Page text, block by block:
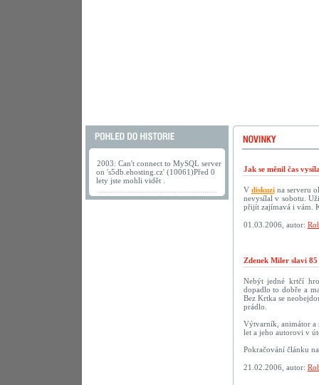
2003: Can't connect to MySQL server
on 's5db.ehosting.cz' (10061)Před 0
lety jste mohli vidět .
Jak se měnil čas
V diskuzina serveru
nevysílal v sobotu.
přijít zajímavá i vám.
01.03.2006, autor:
Zdenek Miler slavi
Nebýt jedné krtčí
dopadlo to dobře a
Bez Krtka se
prádlo.
Výtvarník, animátor a
let a jeho autorovi v
Pokračování článku
21.02.2006, autor: